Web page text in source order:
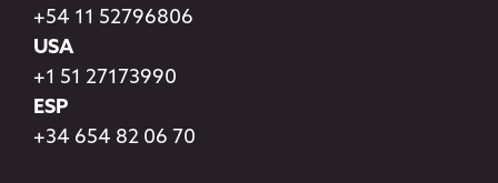
+54 11 52796806
USA
+1 51 27173990
ESP
+34 654 82 06 70